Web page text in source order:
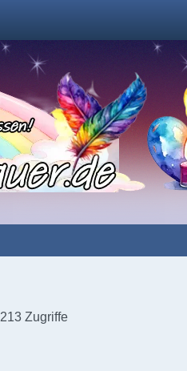
213 Zugriffe